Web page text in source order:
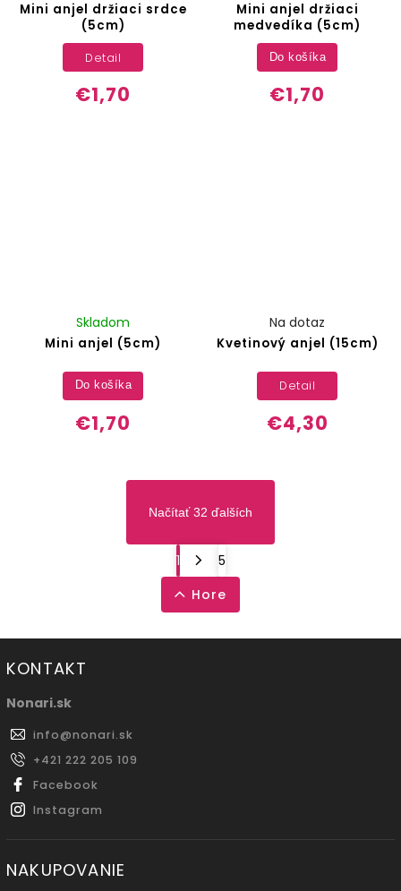
Mini anjel držiaci srdce
(5cm)
€1,70
Detail
Mini anjel držiaci
medvedíka (5cm)
€1,70
Do košíka
Mini anjel (5cm)
Skladom
€1,70
Do košíka
Kvetinový anjel (15cm)
Na dotaz
€4,30
Detail
Načítať 32 ďalších
1
5
Hore
KONTAKT
Nonari.sk
info@nonari.sk
+421 222 205 109
Facebook
Instagram
NAKUPOVANIE